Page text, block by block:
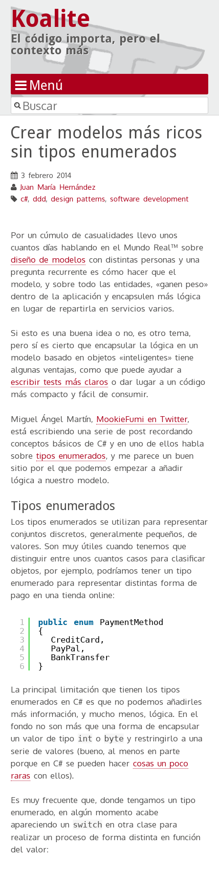
Koalite
El código importa, pero el
contexto más
Menú
Ir al contenido
Buscar
Crear modelos más ricos
sin tipos enumerados
3 febrero 2014
Juan María Hernández
c#,ddd,design patterns,software development
Por un cúmulo de casualidades llevo unos
cuantos días hablando en el Mundo Real™ sobre
diseño de modelos con distintas personas y una
pregunta recurrente es cómo hacer que el
modelo, y sobre todo las entidades, «ganen peso»
dentro de la aplicación y encapsulen más lógica
en lugar de repartirla en servicios varios.
Si esto es una buena idea o no, es otro tema,
pero sí es cierto que encapsular la lógica en un
modelo basado en objetos «inteligentes» tiene
algunas ventajas, como que puede ayudar a
escribir tests más claros o dar lugar a un código
más compacto y fácil de consumir.
Miguel Ángel Martín, MookieFumi en Twitter,
está escribiendo una serie de post recordando
conceptos básicos de C# y en uno de ellos habla
sobretipos enumerados, y me parece un buen
sitio por el que podemos empezar a añadir
lógica a nuestro modelo.
Tipos enumerados
Los tipos enumerados se utilizan para representar
conjuntos discretos, generalmente pequeños, de
valores. Son muy útiles cuando tenemos que
distinguir entre unos cuantos casos para clasificar
objetos, por ejemplo, podríamos tener un tipo
enumerado para representar distintas forma de
pago en una tienda online:
1
2
3
4
5
6
public enum
PaymentMethod
{
CreditCard,
PayPal,
BankTransfer
}
La principal limitación que tienen los tipos
enumerados en C# es que no podemos añadirles
más información, y mucho menos, lógica. En el
fondo no son más que una forma de encapsular
un valor de tipo int o byte y restringirlo a una
serie de valores (bueno, al menos en parte
porque en C# se pueden hacercosas un poco
raras con ellos).
Es muy frecuente que, donde tengamos un tipo
enumerado, en algún momento acabe
apareciendo un switch en otra clase para
realizar un proceso de forma distinta en función
del valor: